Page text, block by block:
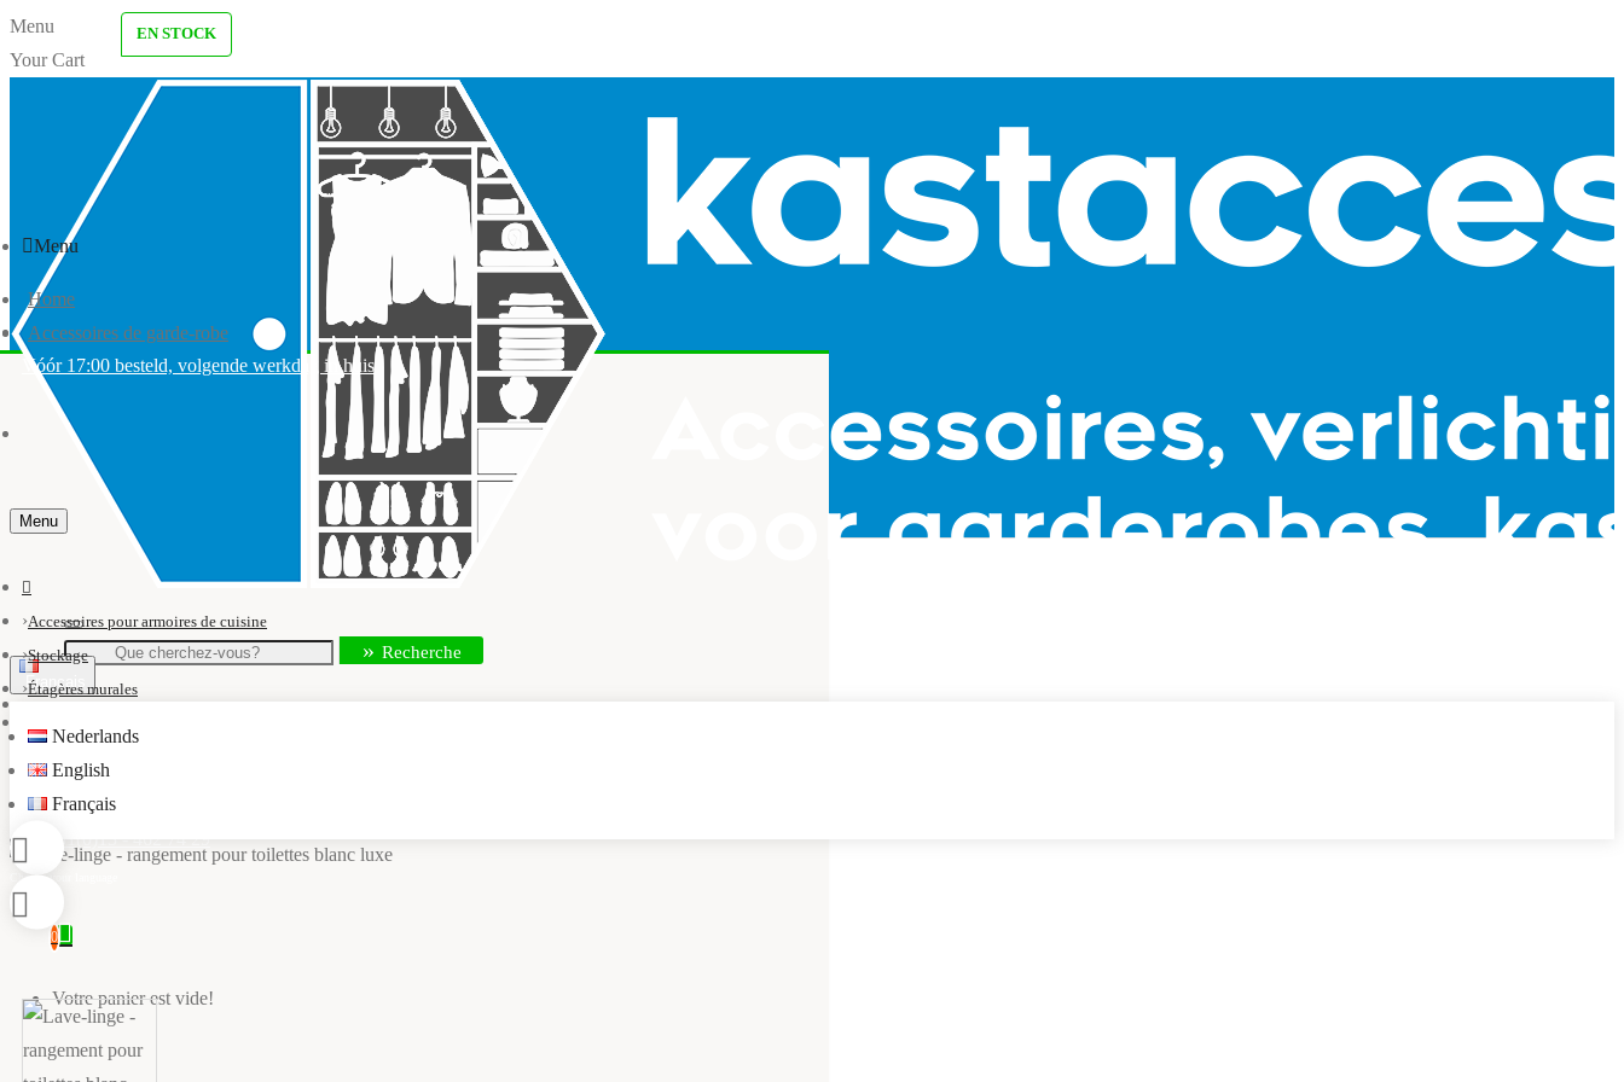
Menu
Your Cart
Recherche
Français
Nederlands
English
Français
info@kastaccessoires.nl
+31(0)13 - 462 74 29
0
Votre panier est vide!
Menu
Home
Accessoires de garde-robe
Vóór 17:00 besteld, volgende werkdag in huis
Menu
Accessoires pour armoires de cuisine
Stockage
Étagères murales
EN STOCK